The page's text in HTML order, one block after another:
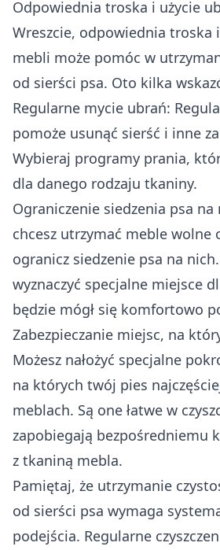
Odpowiednia troska i użycie
Wreszcie, odpowiednia troska
mebli może pomóc w
od sierści psa. Oto kilka
Regularne mycie ubrań:
pomoże usunąć sierść i inne
Wybieraj programy prania,
dla danego rodzaju tkaniny.
Ograniczenie siedzenia psa na
chcesz utrzymać meble wolne
ogranicz siedzenie psa na
wyznaczyć specjalne miejsce
będzie mógł się komfortowo
Zabezpieczanie miejsc, na
Możesz nałożyć specjalne
na których twój pies
meblach. Są one łatwe w
zapobiegają bezpośredniemu
z tkaniną mebla.
Pamiętaj, że utrzymanie
od sierści psa wymaga
podejścia. Regularne